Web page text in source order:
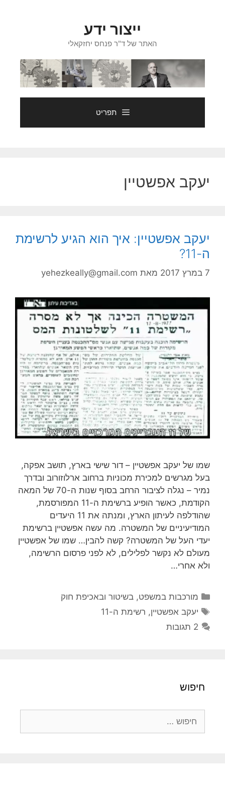
ייצור ידע
האתר של ד"ר פנחס יחזקאלי
תפריט
יעקב אפשטיין
יעקב אפשטיין: איך הוא הגיע לרשימת
ה-11?
7 במרץ 2017 מאת yehezkeally@gmail.com
שמו של יעקב אפשטיין – דור שישי בארץ, תושב אפקה,
בעל מגרשים למכירת מכוניות ברחוב ארלוזורוב ובדרך
נמיר – נגלה לציבור הרחב בסוף שנות ה-70 של המאה
הקודמת, כאשר הופיע ברשימת ה-11 המפורסמת,
שהודלפה לעיתון הארץ, ומנתה את 11 היעדים
המודיעיניים של המשטרה. מה עשה אפשטיין ברשימת
יעדי העל של המשטרה? קשה להבין… שמו של אפשטיין
מעולם לא נקשר לפלילים, לא לפני פרסום הרשימה,
ולא אחרי…
קטגוריות
מורכבות במשפט, בשיטור ובאכיפת חוק
תגיות
יעקב אפשטיין, רשימת ה-11
2 תגובות
חיפוש